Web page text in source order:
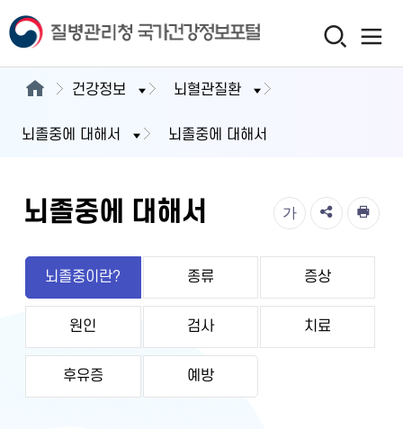
건강정보 뇌혈관질환
뇌졸중에 대해서 뇌졸중에 대해서
뇌졸중에 대해서 가
뇌졸중이란? 종류 증상
원인 검사 치료
후유증 예방